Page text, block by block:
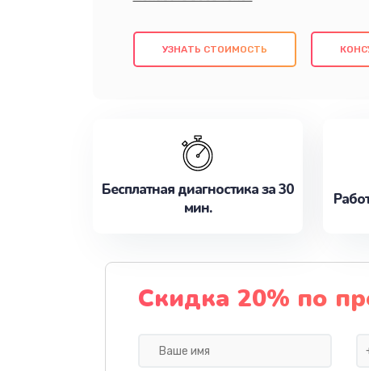
клиентам надежное и
потребности наилучшим образом. Не
УЗНАТЬ СТОИМОСТЬ
Бесплатная диагностика за 30
мин.
Скидка 20% по